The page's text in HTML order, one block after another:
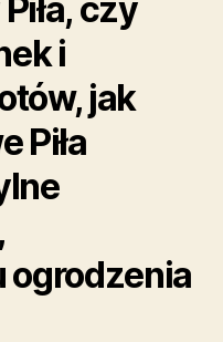
czy
i
jak
Piła
ogrodzenia